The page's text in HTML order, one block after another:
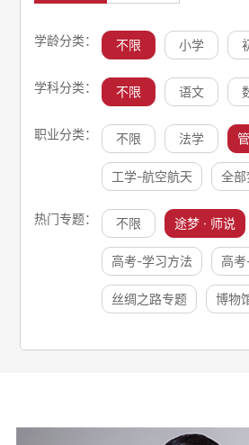
学龄分类： 不限 小学
学科分类： 不限 语文
职业分类： 不限 法学
工学-航空航天 全部
热门专题： 不限 途梦 · 师说
高考-学习方法 高
丝绸之路专题 博物